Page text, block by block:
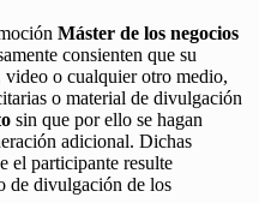
Máster de los negocios
consienten que su
video o cualquier otro medio,
o material de divulgación
sin que por ello se hagan
adicional. Dichas
el participante resulte
de divulgación de los